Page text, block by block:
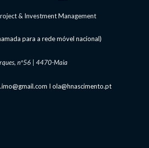
& Investment Management
para a rede móvel nacional)
nº56 | 4470-Maia
I ola@hnascimento.pt